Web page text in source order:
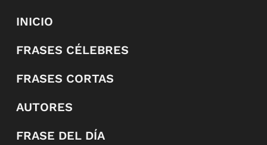
INICIO
FRASES CÉLEBRES
FRASES CORTAS
AUTORES
FRASE DEL DÍA